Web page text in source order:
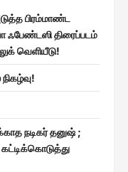
பிரம்மாண்ட
ஃபேண்டஸி திரைப்படம்
வெளியீடு!
நடிகர் தனுஷ் ;